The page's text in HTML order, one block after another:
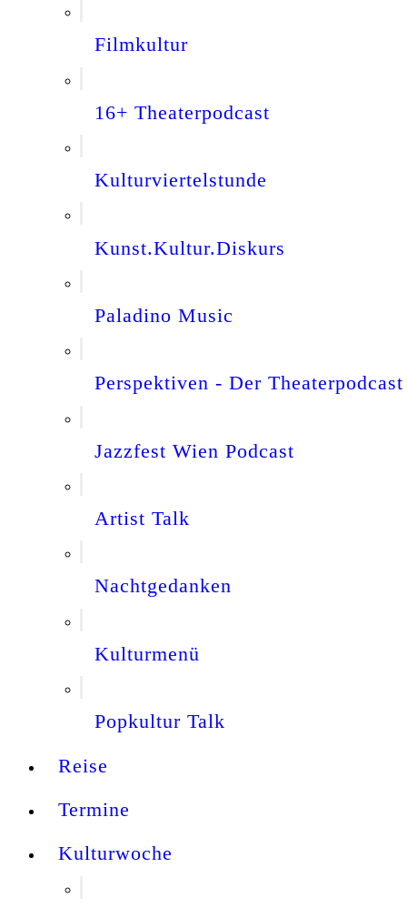
Filmkultur
16+ Theaterpodcast
Kulturviertelstunde
Kunst.Kultur.Diskurs
Paladino Music
Perspektiven - Der Theaterpodcast
Jazzfest Wien Podcast
Artist Talk
Nachtgedanken
Kulturmenü
Popkultur Talk
Reise
Termine
Kulturwoche